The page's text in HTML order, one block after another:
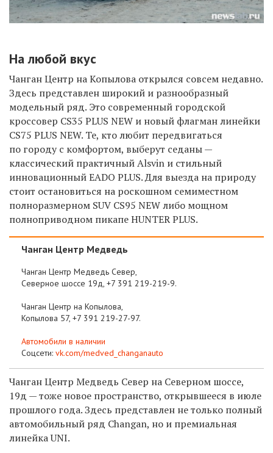
На любой вкус
Чанган Центр на Копылова открылся совсем недавно.
Здесь представлен широкий и разнообразный
модельный ряд. Это современный городской
кроссовер CS35 PLUS NEW и новый флагман линейки
CS75 PLUS NEW. Те, кто любит передвигаться
по городу с комфортом, выберут седаны —
классический практичный Alsvin и стильный
инновационный EADO PLUS. Для выезда на природу
стоит остановиться на роскошном семиместном
полноразмерном SUV CS95 NEW либо мощном
полноприводном пикапе HUNTER PLUS.
Чанган Центр Медведь
Чанган Центр Медведь Север,
Северное шоссе 19д, +7 391 219-219-9.
Чанган Центр на Копылова,
Копылова 57, +7 391 219-27-97.
Автомобили в наличии
Соцсети: vk.com/medved_changanauto
Чанган Центр Медведь Север на Северном шоссе,
19д — тоже новое пространство, открывшееся в июле
прошлого года. Здесь представлен не только полный
автомобильный ряд Changan, но и премиальная
линейка UNI.